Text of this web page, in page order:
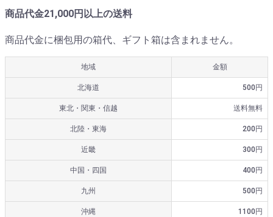
商品代金21,000円以上の送料
商品代金に梱包用の箱代、ギフト箱は含まれません。
地域 金額
北海道 500円
東北・関東・信越 送料無料
北陸・東海 200円
近畿 300円
中国・四国 400円
九州 500円
沖縄 1100円